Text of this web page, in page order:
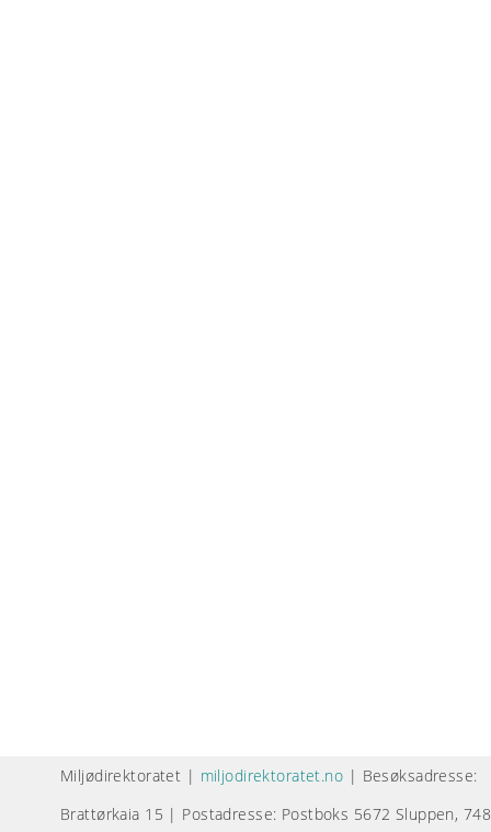
Miljødirektoratet | miljodirektoratet.no | Besøksadresse:
Brattørkaia 15 | Postadresse: Postboks 5672 Sluppen,